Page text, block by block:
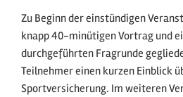
Zu Beginn der einstündigen
knapp 40-minütigen Vortrag und
durchgeführten Fragrunde
Teilnehmer einen kurzen Einblick
Sportversicherung. Im weiteren